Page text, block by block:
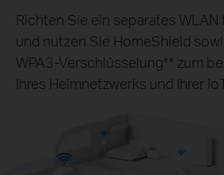
Richten Sie ein separates WLAN
und nutzen Sie HomeShield
WPA3‑Verschlüsselung** zum
Ihres Heimnetzwerks und Ihrer